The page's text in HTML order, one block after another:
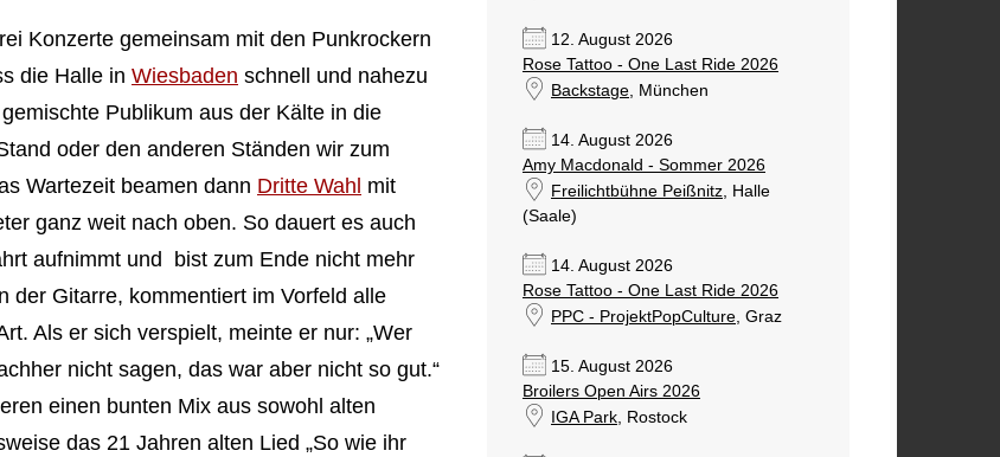
Konzerte gemeinsam mit den Punkrockern
die Halle in Wiesbaden schnell und nahezu
Publikum aus der Kälte in die
oder den anderen Ständen wir zum
Wartezeit beamen dann Dritte Wahl mit
ganz weit nach oben. So dauert es auch
aufnimmt und bist zum Ende nicht mehr
der Gitarre, kommentiert im Vorfeld alle
Als er sich verspielt, meinte er nur: „Wer
nicht sagen, das war aber nicht so gut.“
einen bunten Mix aus sowohl alten
das 21 Jahren alten Lied „So wie ihr
12. August 2026
Rose Tattoo - One Last Ride 2026
Backstage, München
14. August 2026
Amy Macdonald - Sommer 2026
Freilichtbühne Peißnitz, Halle
(Saale)
14. August 2026
Rose Tattoo - One Last Ride 2026
PPC - ProjektPopCulture, Graz
15. August 2026
Broilers Open Airs 2026
IGA Park, Rostock